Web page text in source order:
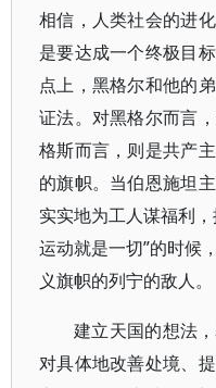
相信，人类社会的进
是要达成一个终极目
点上，黑格尔和他的
证法。对黑格尔而言
格斯而言，则是共产
的旗帜。当伯恩施坦
实实地为工人谋福利
运动就是一切”的时候
义旗帜的列宁的敌人。
建立天国的想法
对具体地改善处境、